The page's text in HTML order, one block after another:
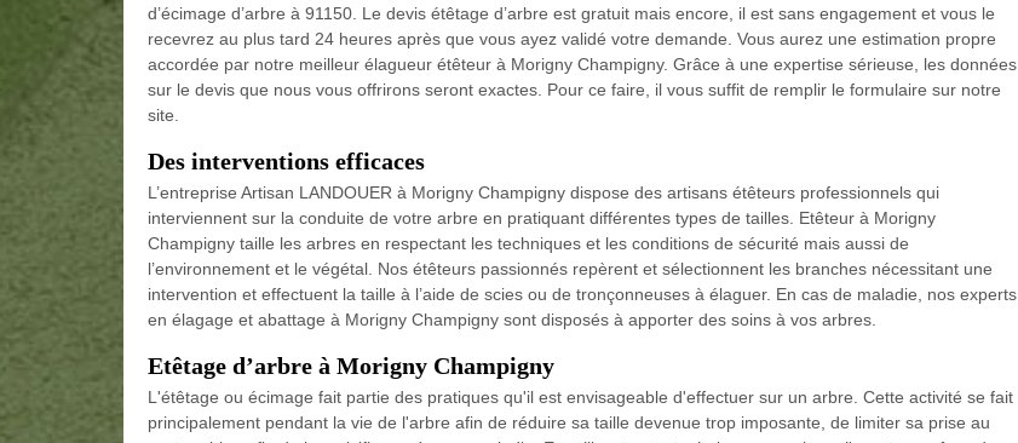
d’écimage d’arbre à 91150. Le devis étêtage d’arbre est gratuit mais encore, il est sans engagement et vous le
recevrez au plus tard 24 heures après que vous ayez validé votre demande. Vous aurez une estimation propre
accordée par notre meilleur élagueur étêteur à Morigny Champigny. Grâce à une expertise sérieuse, les données
sur le devis que nous vous offrirons seront exactes. Pour ce faire, il vous suffit de remplir le formulaire sur notre
site.
Des interventions efficaces
L’entreprise Artisan LANDOUER à Morigny Champigny dispose des artisans étêteurs professionnels qui
interviennent sur la conduite de votre arbre en pratiquant différentes types de tailles. Etêteur à Morigny
Champigny taille les arbres en respectant les techniques et les conditions de sécurité mais aussi de
l’environnement et le végétal. Nos étêteurs passionnés repèrent et sélectionnent les branches nécessitant une
intervention et effectuent la taille à l’aide de scies ou de tronçonneuses à élaguer. En cas de maladie, nos experts
en élagage et abattage à Morigny Champigny sont disposés à apporter des soins à vos arbres.
Etêtage d’arbre à Morigny Champigny
L'étêtage ou écimage fait partie des pratiques qu'il est envisageable d'effectuer sur un arbre. Cette activité se fait
principalement pendant la vie de l'arbre afin de réduire sa taille devenue trop imposante, de limiter sa prise au